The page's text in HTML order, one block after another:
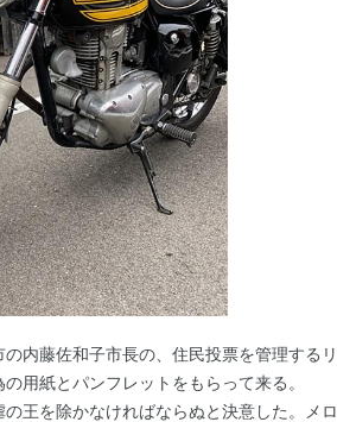
内藤佐和子市長の、住民投票を管理するリ
用紙とパンフレットをもらって来る。
王を除かなければならぬと決意した。メロ